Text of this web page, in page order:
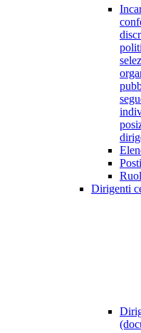
Dirigenti